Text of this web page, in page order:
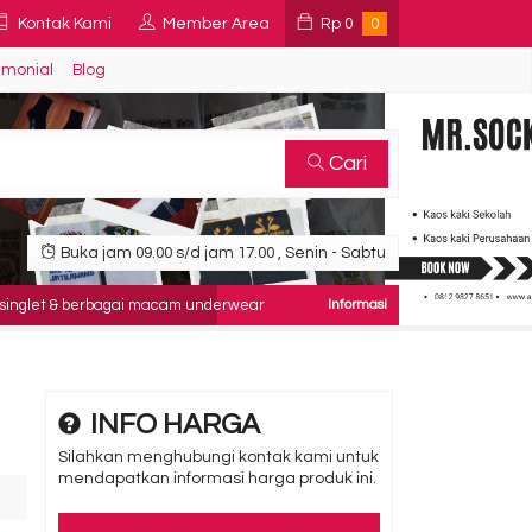
Kontak Kami Member Area Rp 0 0
Blog
Cari
Buka jam 09.00 s/d jam 17.00 , Senin - Sabtu
macam underwear
INFO HARGA
Silahkan menghubungi kontak kami untuk
mendapatkan informasi harga produk ini.